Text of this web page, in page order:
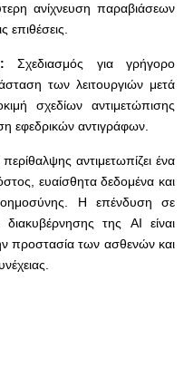
ανίχνευση παραβιάσεων
επιθέσεις.
Σχεδιασμός για γρήγορο
των λειτουργιών μετά
σχεδίων αντιμετώπισης
εφεδρικών αντιγράφων.
αντιμετωπίζει ένα
ευαίσθητα δεδομένα και
Η επένδυση σε
διακυβέρνησης της AI είναι
προστασία των ασθενών και